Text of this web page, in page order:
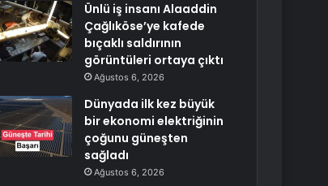
Ünlü iş insanı Alaaddin
Çağlıköse’ye kafede
bıçaklı saldırının
görüntüleri ortaya çıktı
Ağustos 6, 2026
Dünyada ilk kez büyük
bir ekonomi elektriğinin
çoğunu güneşten
sağladı
Ağustos 6, 2026